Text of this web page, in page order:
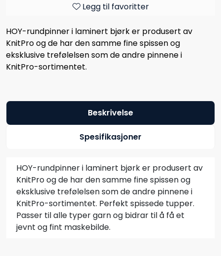
Legg til favoritter
HOY-rundpinner i laminert bjørk er produsert av
KnitPro og de har den samme fine spissen og
eksklusive trefølelsen som de andre pinnene i
KnitPro-sortimentet.
Beskrivelse
Spesifikasjoner
HOY-rundpinner i laminert bjørk er produsert av
KnitPro og de har den samme fine spissen og
eksklusive trefølelsen som de andre pinnene i
KnitPro-sortimentet. Perfekt spissede tupper.
Passer til alle typer garn og bidrar til å få et
jevnt og fint maskebilde.